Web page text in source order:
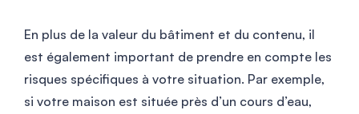
En plus de la valeur du bâtiment et du contenu, il
est également important de prendre en compte les
risques spécifiques à votre situation. Par exemple,
si votre maison est située près d’un cours d’eau,